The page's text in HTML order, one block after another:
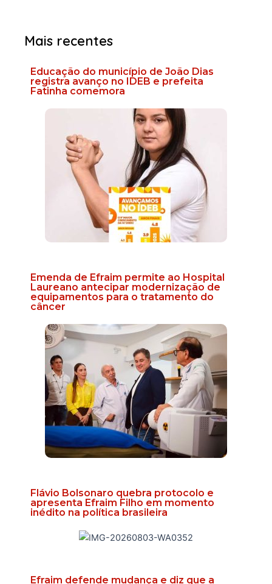
Mais recentes
Educação do município de João Dias
registra avanço no IDEB e prefeita
Fatinha comemora
Emenda de Efraim permite ao Hospital
Laureano antecipar modernização de
equipamentos para o tratamento do
câncer
Flávio Bolsonaro quebra protocolo e
apresenta Efraim Filho em momento
inédito na política brasileira
Efraim defende mudança e diz que a